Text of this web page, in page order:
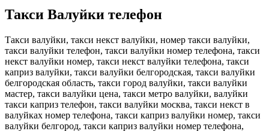
Такси Валуйки телефон
Такси валуйки, такси некст валуйки, номер такси валуйки,
такси валуйки телефон, такси валуйки номер телефона, такси
некст валуйки номер, такси некст валуйки телефона, такси
каприз валуйки, такси валуйки белгородская, такси валуйки
белгородская область, такси город валуйки, такси валуйки
мастер, такси валуйки цена, такси метро валуйки, валуйки
такси каприз телефон, такси валуйки москва, такси некст в
валуйках номер телефона, такси каприз валуйки номер, такси
валуйки белгород, такси каприз валуйки номер телефона,